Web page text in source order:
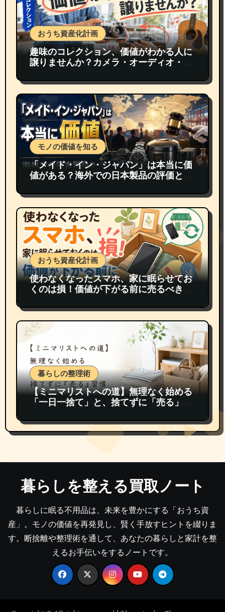
おうち資産化計画
趣味のコレクション、価値がわかる人に
譲りませんか？カメラ・オーディオ・楽
モノの価値を知る
「メイド・イン・ジャパン」は本当に価
値がある？海外での日本製品の評価と買
おうち資産化計画
使わなくなったスマホ、家に眠らせてお
くのは損！価値が下がる前に売るべき理
暮らしの整理術
【ミニマリストへの道】無理なく始める
「一日一捨て」と、捨てずに「売る」習
暮らしを整える買取ノート
暮らしに眠る不用品は、未来を豊かにする「おうち資
産」。モノの価値を再発見し、賢く手放すヒントを綴りま
す。断捨離や整理術を通して、あなたの暮らしと家計を整
えるお手伝いをするノートです。